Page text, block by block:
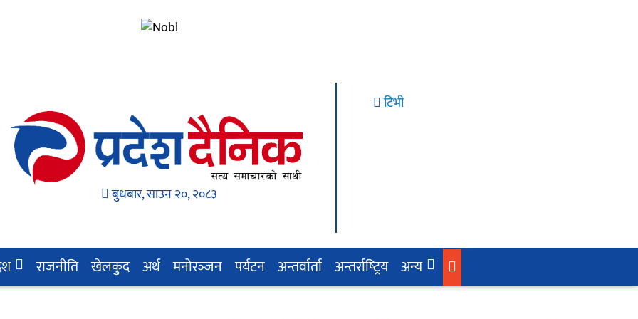
बुधबार, साउन २०, २०८३
टिभी
राजनीति खेलकुद अर्थ मनोरञ्‍जन पर्यटन अन्तर्वार्ता अन्तर्राष्‍ट्रिय अन्य